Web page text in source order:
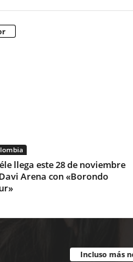
llega este 28 de noviembre
Arena con «Borondo
Incluso más